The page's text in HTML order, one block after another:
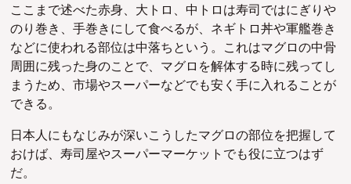
ここまで述べた赤身、大トロ、中トロは寿司ではにぎりや
のり巻き、手巻きにして食べるが、ネギトロ丼や軍艦巻き
などに使われる部位は中落ちという。これはマグロの中骨
周囲に残った身のことで、マグロを解体する時に残ってし
まうため、市場やスーパーなどでも安く手に入れることが
できる。
日本人にもなじみが深いこうしたマグロの部位を把握して
おけば、寿司屋やスーパーマーケットでも役に立つはず
だ。